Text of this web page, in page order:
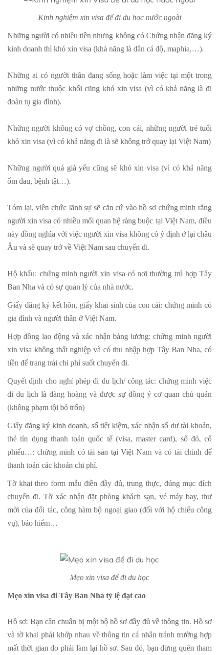
Kinh nghiệm xin visa để đi du học nước ngoài
Những người có nhiều tiền nhưng không có Chứng nhận đăng ký
kinh doanh thì khó xin visa (khả năng là dân cá độ, maphia,…).
Những ai có người thân đang sống hoặc làm việc tại một trong
những nước thuộc khối cũng khó xin visa (vì có khả năng là đi
đoàn tụ gia đình).
Những người không có vợ chồng, con cái, những người trẻ tuổi
khó xin visa (vì có khả năng đi là sẽ không trở quay lại Việt Nam)
Những người quá già yếu cũng sẽ khó xin visa (vì có khả năng
ốm đau, bệnh tật…).
Tóm lại, viên chức lãnh sự sẽ căn cứ vào hồ sơ chứng minh rằng
người xin visa có nhiều mối quan hệ ràng buộc tại Việt Nam, điều
này đồng nghĩa với việc người xin visa không có ý định ở lại châu
Âu và sẽ quay trở về Việt Nam sau chuyến đi.
Hộ khẩu: chứng minh người xin visa có nơi thường trú hợp Tây
Ban Nha và có sự quản lý của nhà nước.
Giấy đăng ký kết hôn, giấy khai sinh của con cái: chứng minh có
gia đình và người thân ở Việt Nam.
Hợp đồng lao động và xác nhận bảng lương: chứng minh người
xin visa không thất nghiệp và có thu nhập hợp Tây Ban Nha, có
tiền để trang trải chi phí suốt chuyến đi.
Quyết định cho nghỉ phép đi du lịch/ công tác: chứng minh việc
đi du lịch là đàng hoàng và được sự đồng ý cơ quan chủ quản
(không phạm tội bỏ trốn)
Giấy đăng ký kinh doanh, sổ tiết kiệm, xác nhận số dư tài khoản,
thẻ tín dụng thanh toán quốc tế (visa, master card), sổ đỏ, cổ
phiếu…: chứng minh có tài sản tại Việt Nam và có tài chính để
thanh toán các khoản chi phí.
Tờ khai theo form mẫu điền đầy đủ, trung thực, đúng mục đích
chuyến đi. Tờ xác nhận đặt phòng khách sạn, vé máy bay, thư
mời của đối tác, công hàm bộ ngoại giao (đối với hộ chiếu công
vụ), bảo hiểm…
Mẹo xin visa để đi du học
Mẹo xin visa đi Tây Ban Nha tỷ lệ đạt cao
Hồ sơ: Bạn cần chuẩn bị một bộ hồ sơ đầy đủ về thông tin. Hồ sơ
và tờ khai phải khớp nhau về thông tin cá nhân tránh trường hợp
mất thời gian do phải làm lại hồ sơ. Sau đó, bạn đừng quên tham